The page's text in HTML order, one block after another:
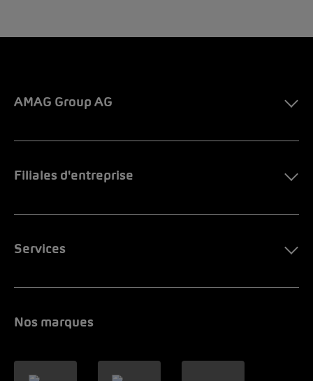
AMAG Group AG
Filiales d'entreprise
Services
Nos marques